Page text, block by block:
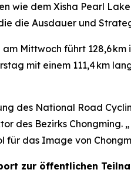
wie dem Xisha Pearl
die Ausdauer und
Mittwoch führt 128,6
mit einem 111,4 km
des National Road
des Bezirks Chongming.
für das Image von
zur öffentlichen